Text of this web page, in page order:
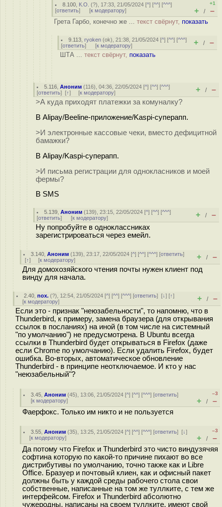
8.100 К.О. (?), 17:33, 21/05/2024 [^] [^^] [^^^]
[ответить] [к модератору]
+1
+ / –
Грета Гарбо, конечно же ... текст свёрнут, показать
9.113 ,ryoken (ok), 21:38, 21/05/2024 [^] [^^] [^^^]
[ответить] [к модератору] + / –
ШТА ... текст свёрнут, показать
5.116 ,Аноним (116), 04:36, 22/05/2024 [^] [^^] [^^^]
[ответить] [↑] [к модератору] + / –
>А куда приходят платежки за комуналку?
В Alipay/Beeline-приложение/Kaspi-суперапп.
>И электронные кассовые чеки, вместо дефицитной
бамажки?
В Alipay/Kaspi-суперапп.
>И письма регистрации для однокласников и моей
фермы?
В SMS
5.139 ,Аноним (139), 23:15, 22/05/2024 [^] [^^] [^^^]
[ответить] [к модератору] + / –
Ну попробуйте в одноклассниках
зарегистрироваться через емейл.
3.140 ,Аноним (139), 23:17, 22/05/2024 [^] [^^] [^^^] [ответить]
[↑] [к модератору] + / –
Для домохозяйского чтения почты нужен клиент под
винду для начала.
2.40 ,nox. (?), 12:54, 21/05/2024 [^] [^^] [^^^] [ответить][↓] [↑]
[к модератору] + / –
Если это - признак "неюзабельности", то напомню, что в
Thunderbird, к примеру, замена браузера (для открывания
ссылок в посланиях) на иной (в том числе на системный
"по умолчанию") не предусмотрена. В Ubuntu всегда
ссылки в Thunderbird будeт открываться в Firefox (даже
если Chrome по умолчанию). Если удалить Firefox, будет
ошибка. Во-вторых, автоматическое обновление
Thunderbird - в принципе неотключаемое. И кто у нас
"неюзабельный"?
3.45 ,Аноним (45), 13:06, 21/05/2024 [^] [^^] [^^^] [ответить]
[к модератору]
–3
+ / –
Фаерфокс. Только им никто и не пользуется
3.55 ,Аноним (35), 13:25, 21/05/2024 [^] [^^] [^^^] [ответить][↓]
[к модератору]
–3
+ / –
Да потому что Firefox и Thunderbird это чисто виндузячяя
софтина которую по какой-то причине пихают во все
дистрибутивы по умолчанию, точно также как и Libre
Office. Бразуер и почтовый клиен, как и офисный пакет
должны быть у каждой среды рабочего стола свои
собственные, написанные на том же туллките, с тем же
интерфейсом. Firefox и Thunderbird абсолютно
чужеродны, написаны на своем туллките, имеют свой